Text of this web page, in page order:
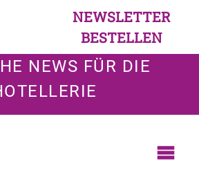
NEWSLETTER
BESTELLEN
NEWS FÜR DIE